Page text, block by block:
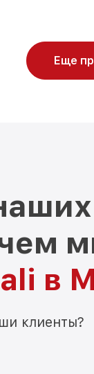
Еще
в
клиенты?